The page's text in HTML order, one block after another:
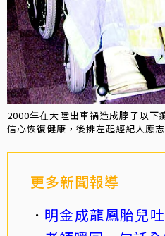
2000年在大陸出車禍造成脖子以下
信心恢復健康，後排左起經紀人應
更多新聞報導
明金成龍鳳胎兒